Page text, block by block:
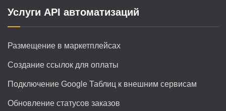
Услуги API автоматизаций
Размещение в маркетплейсах
Создание ссылок для оплаты
Подключение Google Таблиц к внешним сервисам
Обновление статусов заказов